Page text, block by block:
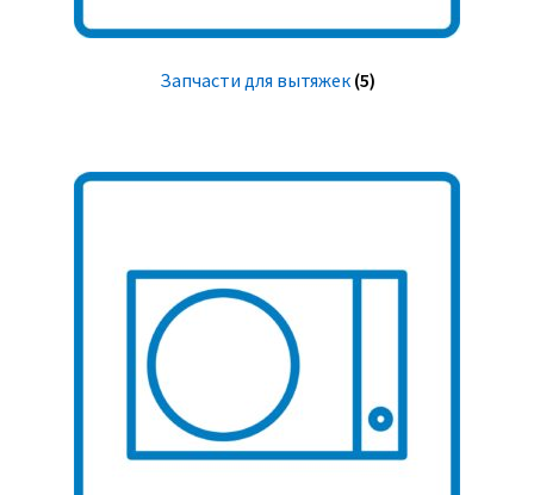
Запчасти для вытяжек (5)